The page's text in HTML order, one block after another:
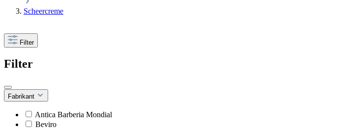
Scheercreme
Filter
Filter
Fabrikant
Antica Barberia Mondial
Beviro